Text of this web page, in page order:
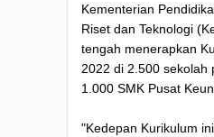
Kementerian
Riset dan Teknologi
tengah menerapkan
2022 di 2.500 sekolah
1.000 SMK Pusat
"Kedepan Kurikulum